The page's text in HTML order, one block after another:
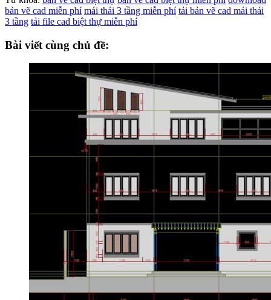
bản vẽ cad miễn phí mái thái 3 tầng miễn phí tải bản vẽ cad mái thái
3 tầng tải file cad biệt thự miễn phí
Bài viết cùng chủ đề: